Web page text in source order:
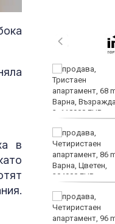
в
и
са